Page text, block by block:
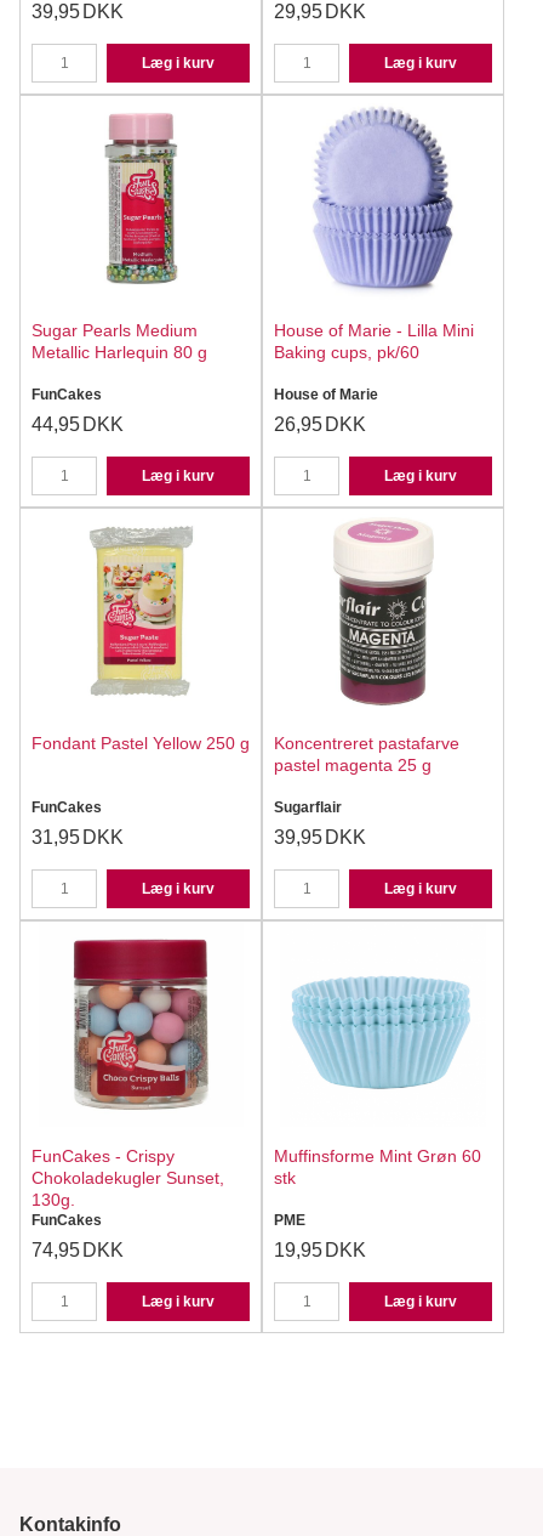
39,95 DKK
Læg i kurv
29,95 DKK
Læg i kurv
Sugar Pearls Medium
Metallic Harlequin 80 g
FunCakes
44,95 DKK
Læg i kurv
House of Marie - Lilla Mini
Baking cups, pk/60
House of Marie
26,95 DKK
Læg i kurv
Fondant Pastel Yellow 250 g
FunCakes
31,95 DKK
Læg i kurv
Koncentreret pastafarve
pastel magenta 25 g
Sugarflair
39,95 DKK
Læg i kurv
FunCakes - Crispy
Chokoladekugler Sunset,
130g.
FunCakes
74,95 DKK
Læg i kurv
Muffinsforme Mint Grøn 60
stk
PME
19,95 DKK
Læg i kurv
Kontakinfo